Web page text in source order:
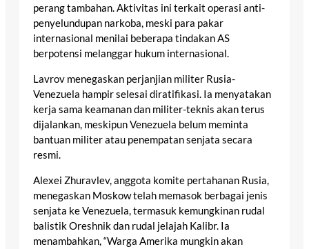
perang tambahan. Aktivitas ini terkait operasi anti-
penyelundupan narkoba, meski para pakar
internasional menilai beberapa tindakan AS
berpotensi melanggar hukum internasional.
Lavrov menegaskan perjanjian militer Rusia-
Venezuela hampir selesai diratifikasi. Ia menyatakan
kerja sama keamanan dan militer-teknis akan terus
dijalankan, meskipun Venezuela belum meminta
bantuan militer atau penempatan senjata secara
resmi.
Alexei Zhuravlev, anggota komite pertahanan Rusia,
menegaskan Moskow telah memasok berbagai jenis
senjata ke Venezuela, termasuk kemungkinan rudal
balistik Oreshnik dan rudal jelajah Kalibr. Ia
menambahkan, “Warga Amerika mungkin akan